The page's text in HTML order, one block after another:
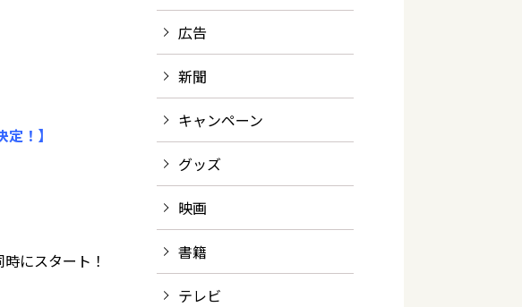
！】
にスタート！
広告
新聞
キャンペーン
グッズ
映画
書籍
テレビ